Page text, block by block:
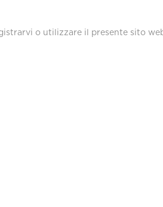
o utilizzare il presente sito